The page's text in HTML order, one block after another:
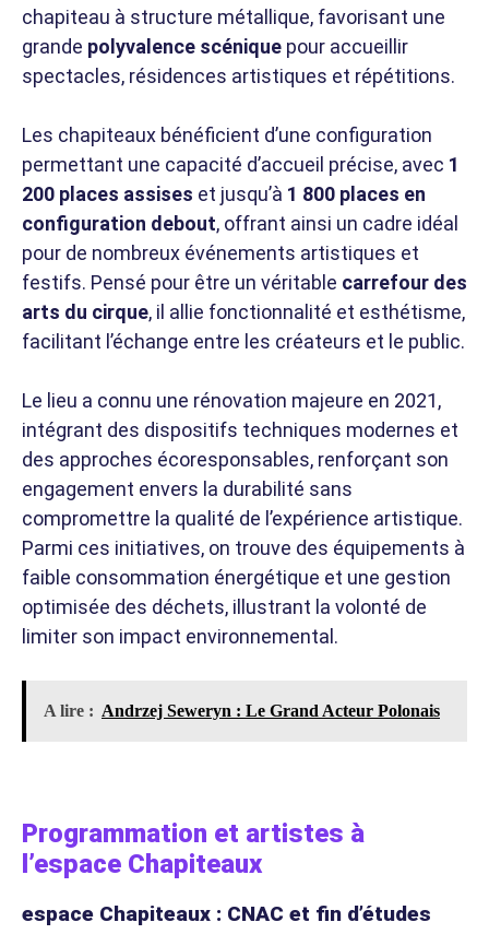
chapiteau à structure métallique, favorisant une
grande polyvalence scénique pour accueillir
spectacles, résidences artistiques et répétitions.
Les chapiteaux bénéficient d’une configuration
permettant une capacité d’accueil précise, avec 1
200 places assises et jusqu’à 1 800 places en
configuration debout, offrant ainsi un cadre idéal
pour de nombreux événements artistiques et
festifs. Pensé pour être un véritable carrefour des
arts du cirque, il allie fonctionnalité et esthétisme,
facilitant l’échange entre les créateurs et le public.
Le lieu a connu une rénovation majeure en 2021,
intégrant des dispositifs techniques modernes et
des approches écoresponsables, renforçant son
engagement envers la durabilité sans
compromettre la qualité de l’expérience artistique.
Parmi ces initiatives, on trouve des équipements à
faible consommation énergétique et une gestion
optimisée des déchets, illustrant la volonté de
limiter son impact environnemental.
A lire : Andrzej Seweryn : Le Grand Acteur Polonais
Programmation et artistes à
l’espace Chapiteaux
espace Chapiteaux : CNAC et fin d’études